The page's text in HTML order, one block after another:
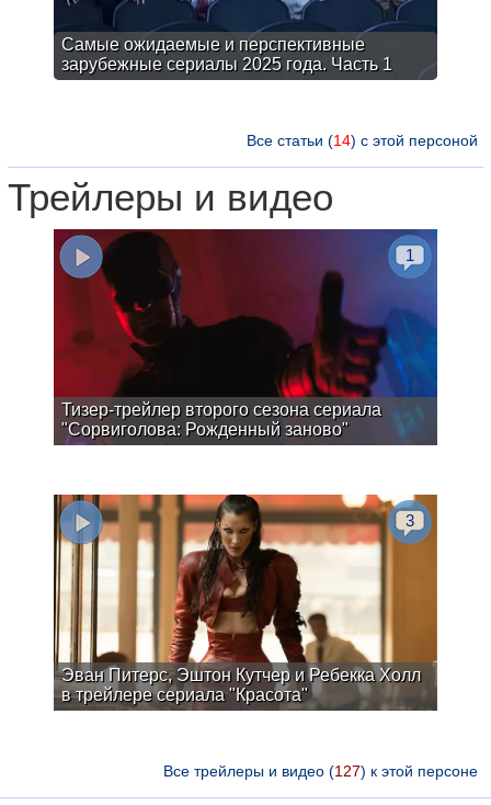
Самые ожидаемые и перспективные
зарубежные сериалы 2025 года. Часть 1
Все статьи (14) с этой персоной
Трейлеры и видео
Тизер-трейлер второго сезона сериала
"Сорвиголова: Рожденный заново"
1
Эван Питерс, Эштон Кутчер и Ребекка Холл
в трейлере сериала "Красота"
3
Все трейлеры и видео (127) к этой персоне